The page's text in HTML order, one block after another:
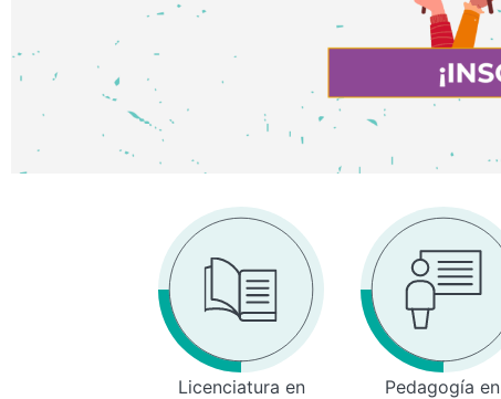
Licenciatura en
Pedagogía en